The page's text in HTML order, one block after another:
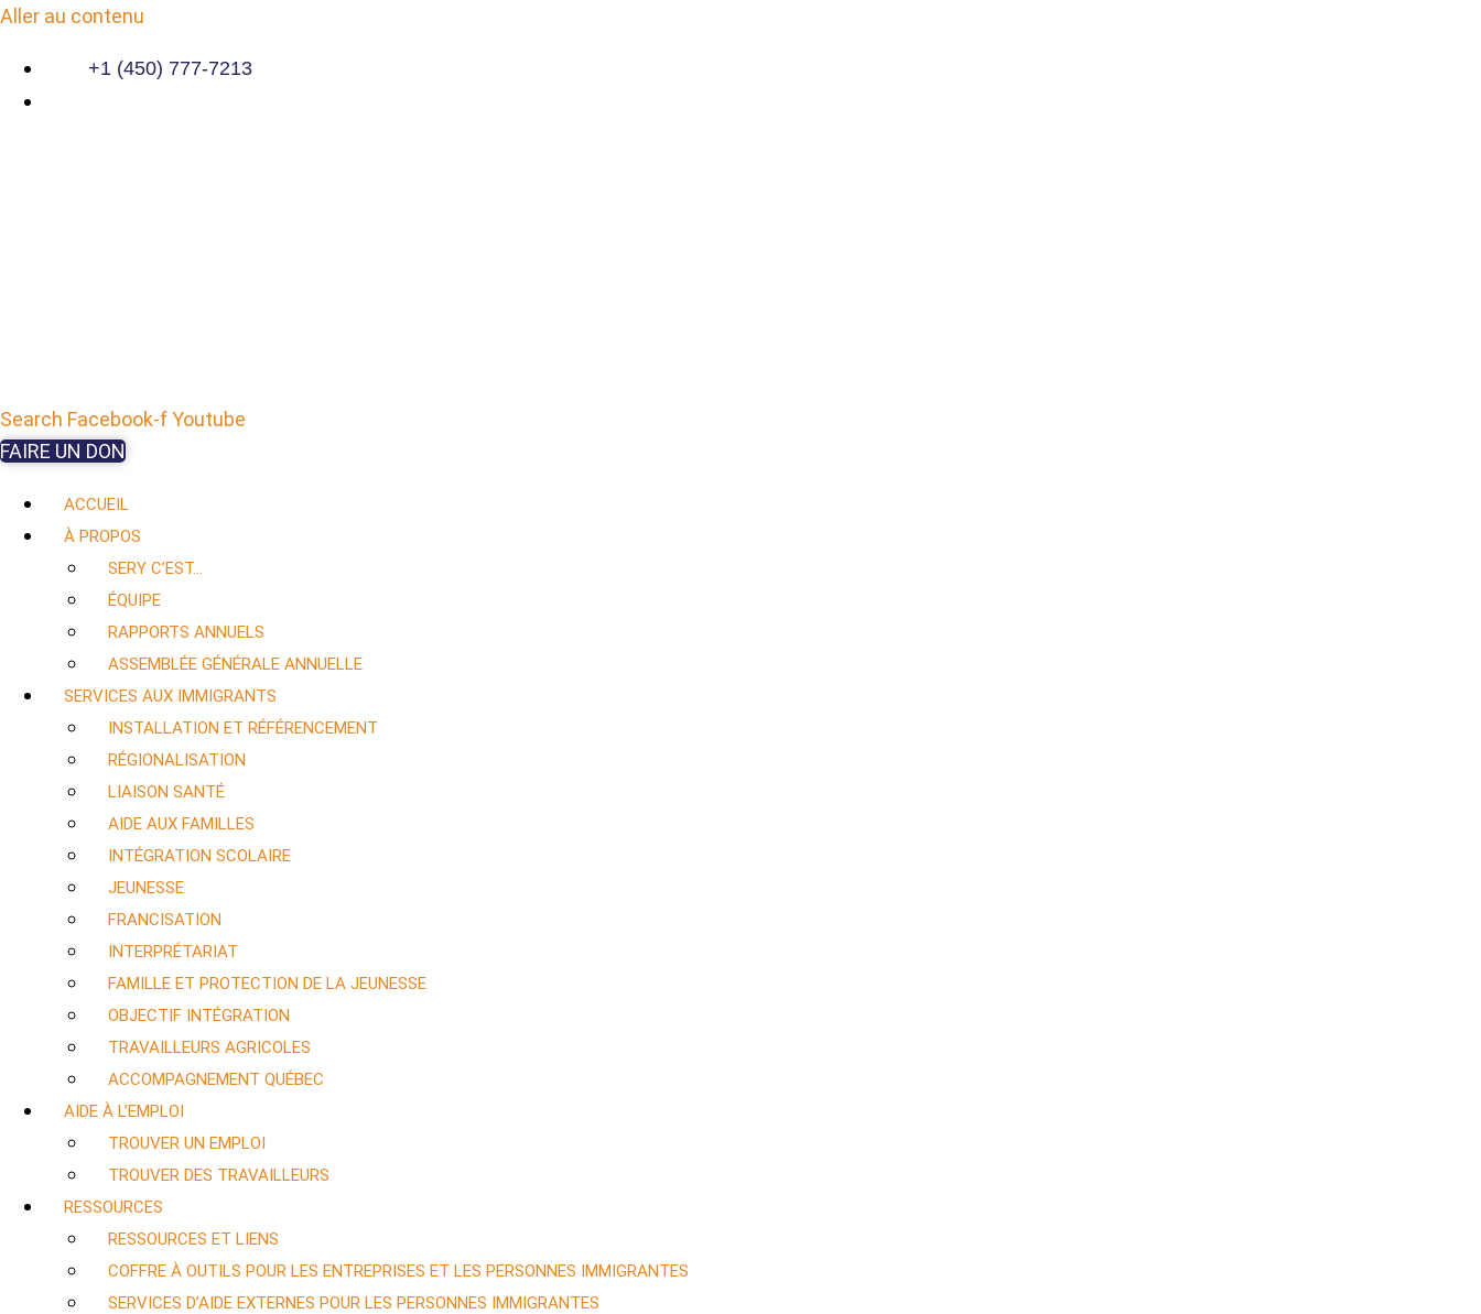
Aller au contenu
+1 (450) 777-7213
Search Facebook-fYoutube
FAIRE UN DON
ACCUEIL
À PROPOS
SERY C’EST…
ÉQUIPE
RAPPORTS ANNUELS
ASSEMBLÉE GÉNÉRALE ANNUELLE
SERVICES AUX IMMIGRANTS
INSTALLATION ET RÉFÉRENCEMENT
RÉGIONALISATION
LIAISON SANTÉ
AIDE AUX FAMILLES
INTÉGRATION SCOLAIRE
JEUNESSE
FRANCISATION
INTERPRÉTARIAT
FAMILLE ET PROTECTION DE LA JEUNESSE
OBJECTIF INTÉGRATION
TRAVAILLEURS AGRICOLES
ACCOMPAGNEMENT QUÉBEC
AIDE À L’EMPLOI
TROUVER UN EMPLOI
TROUVER DES TRAVAILLEURS
RESSOURCES
RESSOURCES ET LIENS
COFFRE À OUTILS POUR LES ENTREPRISES ET LES PERSONNES IMMIGRANTES
SERVICES D’AIDE EXTERNES POUR LES PERSONNES IMMIGRANTES